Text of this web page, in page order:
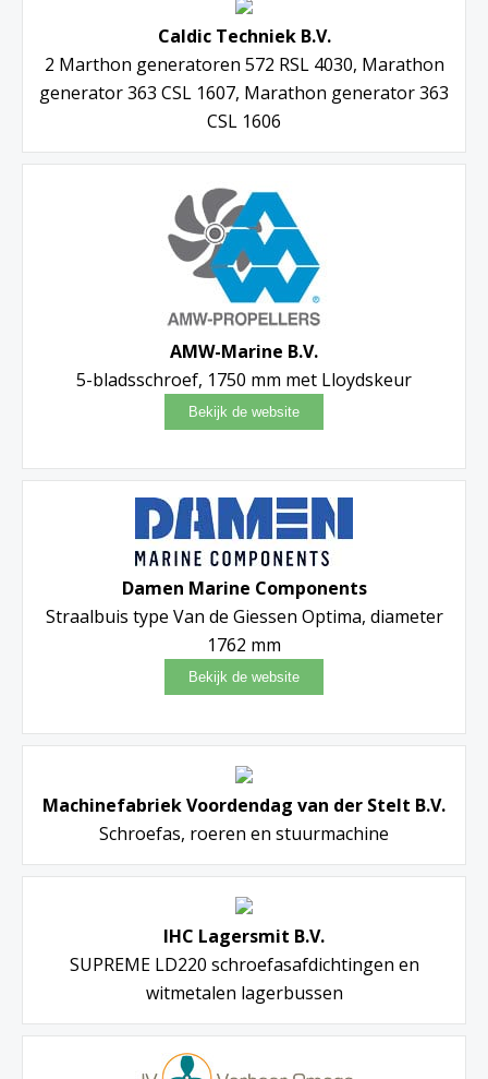
Caldic Techniek B.V.
2 Marthon generatoren 572 RSL 4030, Marathon
generator 363 CSL 1607, Marathon generator 363
CSL 1606
AMW-Marine B.V.
5-bladsschroef, 1750 mm met Lloydskeur
Damen Marine Components
Straalbuis type Van de Giessen Optima, diameter
1762 mm
Machinefabriek Voordendag van der Stelt B.V.
Schroefas, roeren en stuurmachine
IHC Lagersmit B.V.
SUPREME LD220 schroefasafdichtingen en
witmetalen lagerbussen